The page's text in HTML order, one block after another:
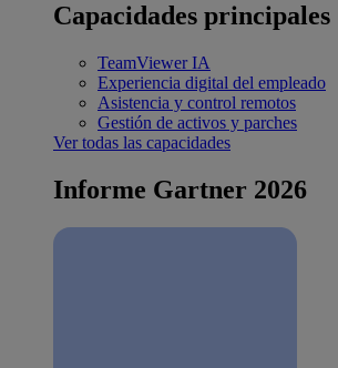
Capacidades principales
TeamViewer IA
Experiencia digital del empleado
Asistencia y control remotos
Gestión de activos y parches
Ver todas las capacidades
Informe Gartner 2026